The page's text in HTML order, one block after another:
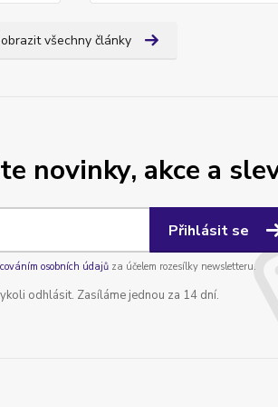
všechny články
novinky, akce a
Přihlásit se
osobních údajůza účelem rozesílky newsletteru.
odhlásit. Zasíláme jednou za 14 dní.